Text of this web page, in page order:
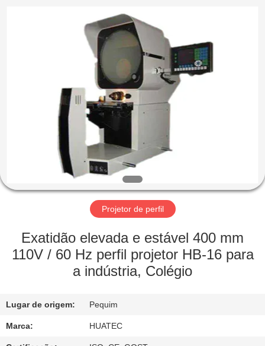
PRODUTOS
SOBRE
EXCURSÃO
FÁBRICA
CONTROLE
QUALIDADE
Projetor de perfil
Exatidão elevada e estável 400 mm
110V / 60 Hz perfil projetor HB-16 para
a indústria, Colégio
Lugar de origem: Pequim
Marca: HUATEC